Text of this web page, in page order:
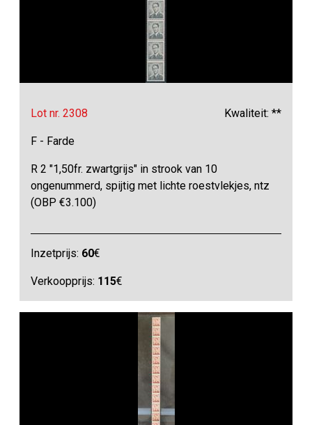
Lot nr. 2308 Kwaliteit: **
F - Farde
R 2 "1,50fr. zwartgrijs" in strook van 10
ongenummerd, spijtig met lichte roestvlekjes, ntz
(OBP €3.100)
Inzetprijs: 60€
Verkoopprijs: 115€